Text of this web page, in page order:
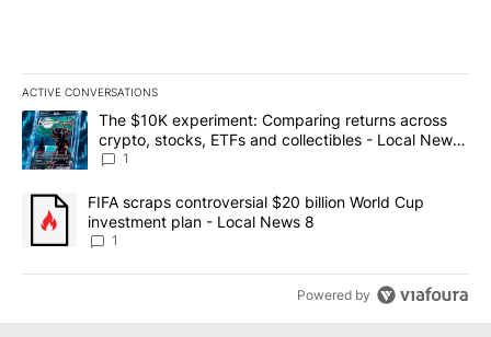
ACTIVE CONVERSATIONS
The following is a list of the most commented articles in the last
A trending article titled "The $10K experiment: Comparing
The $10K experiment: Comparing returns across
crypto, stocks, ETFs and collectibles - Local News
8
1
A trending article titled "FIFA scraps controversial $20 billion
FIFA scraps controversial $20 billion World Cup
investment plan - Local News 8
1
Powered by